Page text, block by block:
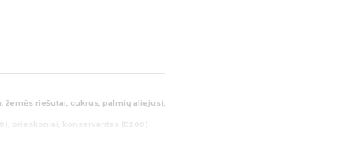
žemės riešutai, cukrus, palmių aliejus),
prieskoniai, konservantas (E200)